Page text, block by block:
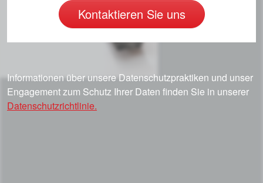
Kontaktieren Sie uns
Informationen über unsere Datenschutzpraktiken und unser
Engagement zum Schutz Ihrer Daten finden Sie in unserer
Datenschutzrichtlinie.